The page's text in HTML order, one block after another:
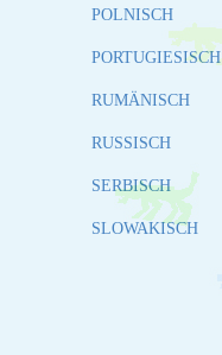
POLNISCH
PORTUGIESISCH
RUMÄNISCH
RUSSISCH
SERBISCH
SLOWAKISCH